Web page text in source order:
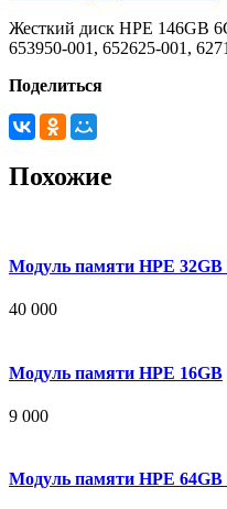
Жесткий диск HPE 146GB
653950-001, 652625-001,
Поделиться
Похожие
Модуль памяти HPE 32GB
40 000
Модуль памяти HPE 16GB
9 000
Модуль памяти HPE 64GB